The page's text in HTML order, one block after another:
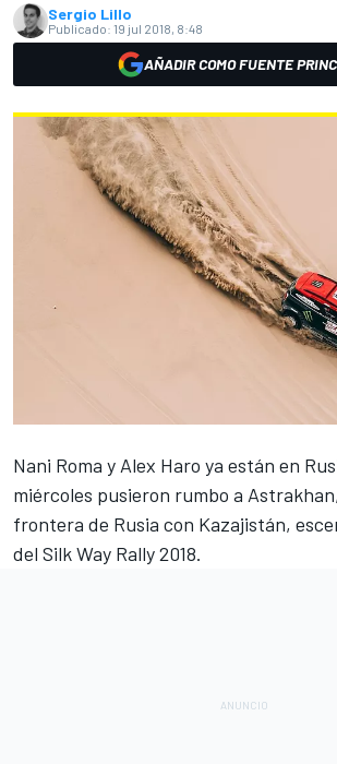
Sergio Lillo
Publicado: 19 jul 2018, 8:48
AÑADIR COMO FUENTE
Nani Roma y Alex Haro ya están en
miércoles pusieron rumbo a
frontera de Rusia con Kazajistán,
del Silk Way Rally 2018.